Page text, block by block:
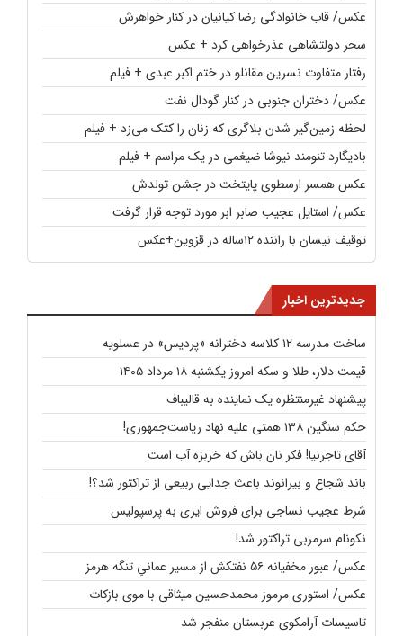
عکس/ قاب خانوادگی رضا کیانیان در کنار خواهرش
سحر دولتشاهی عذرخواهی کرد + عکس
رفتار متفاوت نسرین مقانلو در ختم اکبر عبدی + فیلم
عکس/ دختران جنوبی در کنار گودال نفت
لحظه زمین‌گیر شدن بلاگری که زنان را کتک می‌زد + فیلم
بادیگارد تنومند نیوشا ضیغمی در یک مراسم + فیلم
عکس همسر ارسطوی پایتخت در جشن تولدش
عکس/ استایل عجیب صابر ابر مورد توجه قرار گرفت
توقیف نیسان با راننده ۱۲ساله در قزوین+عکس
جدیدترین اخبار
ساخت مدرسه ۱۲ کلاسه دخترانه «پردیس» در عسلویه
قیمت دلار، طلا و سکه امروز یکشنبه ۱۸ مرداد ۱۴۰۵
پیشنهاد غیرمنتظره یک نماینده به قالیباف
حکم سنگین ۱۳۸ همتی علیه نهاد ریاست‌جمهوری!
آقای تاجرنیا! فکر نان باش که خربزه آب است
باند شجاع و بیرانوند باعث جدایی ربیعی از تراکتور شد؟!
شرط عجیب نساجی برای فروش ایری به پرسپولیس
نکونام سرمربی تراکتور شد!
عکس/ عبور مخفیانه ۵۶ نفتکش از مسیر عمانیِ تنگه هرمز
عکس/ استوری مرموز محمدحسین میثاقی با موی بازکات
تاسیسات آرامکوی عربستان منفجر شد